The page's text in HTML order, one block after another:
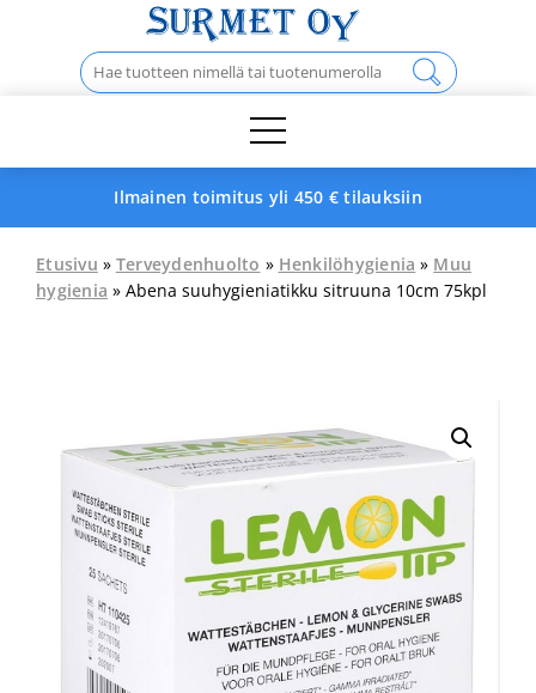
Haku:
Ilmainen toimitus yli 450 € tilauksiin
Etusivu » Terveydenhuolto » Henkilöhygienia » Muu
hygienia » Abena suuhygieniatikku sitruuna 10cm 75kpl